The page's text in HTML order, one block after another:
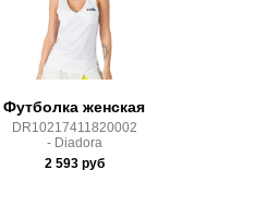
Футболка женская
DR10217411820002
- Diadora
2 593руб